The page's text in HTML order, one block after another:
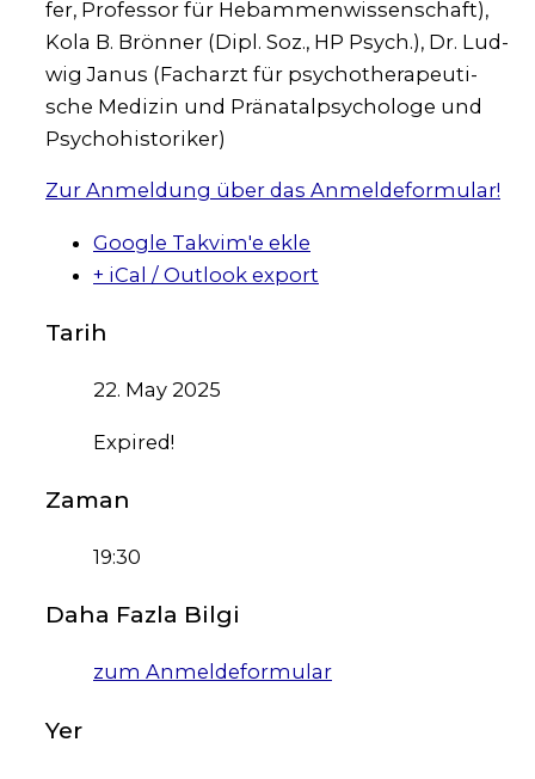
fer, Pro­fes­sor für Heb­am­men­wis­sen­schaft),
Kola B. Brön­ner (Dipl. Soz., HP Psych.), Dr. Lud­
wig Janus (Fach­arzt für psy­cho­the­ra­peu­ti­
sche Medi­zin und Prä­na­tal­psy­cho­lo­ge und
Psy­cho­his­to­ri­ker)
Zur Anmel­dung über das Anmel­de­for­mu­lar!
Google Takvim'e ekle
+ iCal / Outlook export
Tarih
22. May 2025
Expired!
Zaman
19:30
Daha Fazla Bilgi
zum Anmeldeformular
Yer